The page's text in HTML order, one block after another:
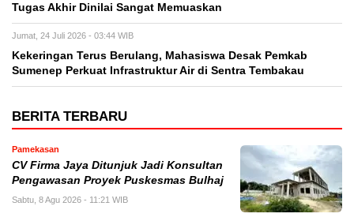
Tugas Akhir Dinilai Sangat Memuaskan
Jumat, 24 Juli 2026 - 03:44 WIB
Kekeringan Terus Berulang, Mahasiswa Desak Pemkab
Sumenep Perkuat Infrastruktur Air di Sentra Tembakau
BERITA TERBARU
Pamekasan
CV Firma Jaya Ditunjuk Jadi Konsultan
Pengawasan Proyek Puskesmas Bulhaj
Sabtu, 8 Agu 2026 - 11:21 WIB